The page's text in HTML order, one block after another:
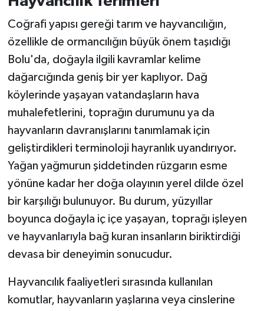
Coğrafi yapısı gereği tarım ve hayvancılığın,
özellikle de ormancılığın büyük önem taşıdığı
Bolu'da, doğayla ilgili kavramlar kelime
dağarcığında geniş bir yer kaplıyor. Dağ
köylerinde yaşayan vatandaşların hava
muhalefetlerini, toprağın durumunu ya da
hayvanların davranışlarını tanımlamak için
geliştirdikleri terminoloji hayranlık uyandırıyor.
Yağan yağmurun şiddetinden rüzgarın esme
yönüne kadar her doğa olayının yerel dilde özel
bir karşılığı bulunuyor. Bu durum, yüzyıllar
boyunca doğayla iç içe yaşayan, toprağı işleyen
ve hayvanlarıyla bağ kuran insanların biriktirdiği
devasa bir deneyimin sonucudur.
Hayvancılık faaliyetleri sırasında kullanılan
komutlar, hayvanların yaşlarına veya cinslerine